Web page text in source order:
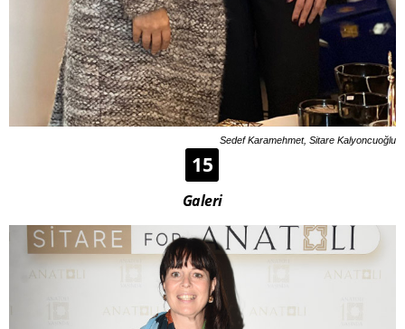
Sedef Karamehmet, Sitare Kalyoncuoğlu
15
Galeri